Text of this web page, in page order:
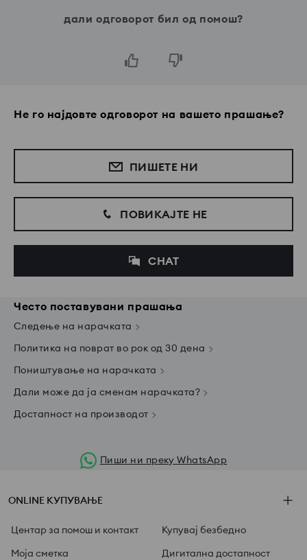
дали одговорот бил од помош?
Не го најдовте одговорот на вашето прашање?
ПИШЕТЕ НИ
ПОВИКАЈТЕ НЕ
CHAT
Често поставувани прашања
Следење на нарачката
Политика на поврат во рок од 30 дена
Поништување на нарачката
Дали може да ја сменам нарачката?
Достапност на производот
Пиши ни преку WhatsApp
ONLINE КУПУВАЊЕ
Центар за помош и контакт
Моја сметка
Купувај безбедно
Дигитална достапност